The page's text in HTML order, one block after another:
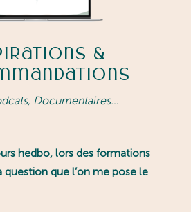
&
Documentaires…
hedbo, lors des formations
question que l’on me pose le